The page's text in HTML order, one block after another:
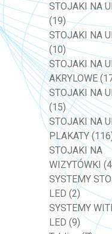
STOJAKI NA
(19)
STOJAKI NA
(10)
STOJAKI NA
AKRYLOWE
STOJAKI NA
(15)
STOJAKI NA
PLAKATY
STOJAKI NA
WIZYTÓWKI
SYSTEMY
LED (2)
SYSTEMY
LED (9)